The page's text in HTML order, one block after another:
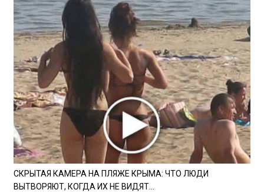
СКРЫТАЯ КАМЕРА НА ПЛЯЖЕ КРЫМА: ЧТО ЛЮДИ
ВЫТВОРЯЮТ, КОГДА ИХ НЕ ВИДЯТ...